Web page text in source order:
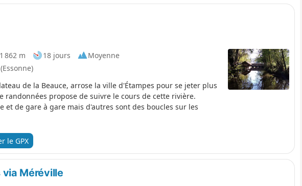
862 m 18 jours
Moyenne
de la Beauce, arrose la ville d'Étampes pour se jeter plus
randonnées propose de suivre le cours de cette rivière.
et de gare à gare mais d'autres sont des boucles sur les
le GPX
via Méréville